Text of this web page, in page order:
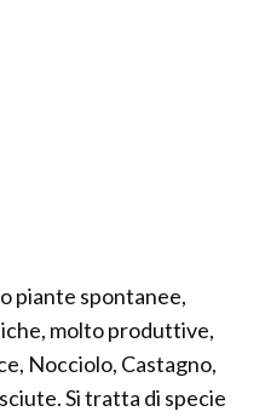
piante spontanee,
molto produttive,
Nocciolo, Castagno,
Si tratta di specie